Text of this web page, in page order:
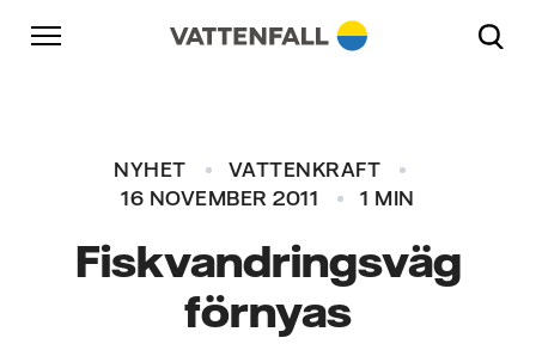
Skip to content
Gå till huvudnavigeringen
Gå till sidfoten
NYHET
VATTENKRAFT
16 NOVEMBER 2011
1 MIN
Fiskvandringsväg
förnyas
Gå till huvudnavigeringen